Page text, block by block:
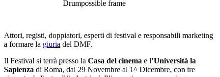
Drumpossible frame
Attori, registi, doppiatori, esperti di festival e responsabili marketing
a formare la giuria del DMF.
Il Festival si terrà presso la Casa del cinema e l’Università la
Sapienza di Roma, dal 29 Novembre al 1^ Dicembre, con tre